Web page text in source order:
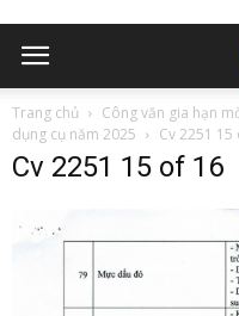
Trang chủ
Công văn gia hạn
dụng cụ năm 2025
Cv 2251 15
Cv 2251 15 of 16